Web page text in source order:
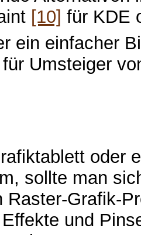
[10] für KDE
ein einfacher
Umsteiger
oder
sollte man
Raster-Grafik-
und